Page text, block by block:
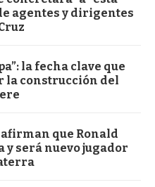
agentes y dirigentes
la fecha clave que
la construcción del
afirman que Ronald
y será nuevo jugador